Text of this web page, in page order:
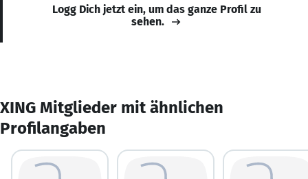
Logg Dich jetzt ein, um das ganze Profil zu
sehen.
XING Mitglieder mit ähnlichen
Profilangaben